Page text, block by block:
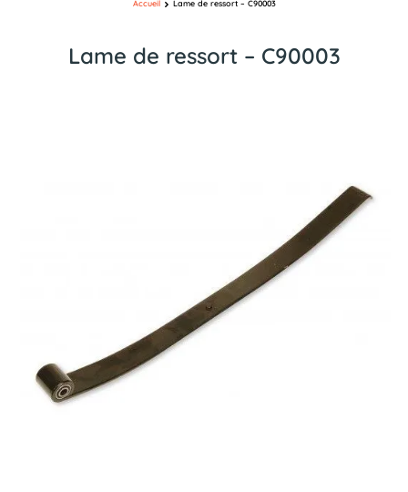
Lame de ressort – C90003
Accueil Lame de ressort – C90003